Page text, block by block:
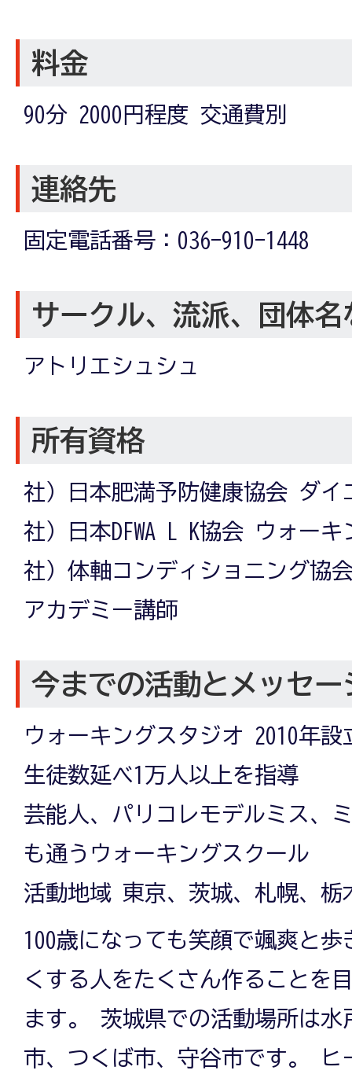
料金
90分 2000円程度 交通費別
連絡先
固定電話番号：036-910-1448
サークル、流派、団体名
アトリエシュシュ
所有資格
社）日本肥満予防健康協会 ダイ
社）日本DFWA L K協会 ウォーキ
社）体軸コンディショニング協
アカデミー講師
今までの活動とメッセー
ウォーキングスタジオ 2010年設
生徒数延べ1万人以上を指導
芸能人、パリコレモデルミス、
も通うウォーキングスクール
活動地域 東京、茨城、札幌、栃
100歳になっても笑顔で颯爽と
くする人をたくさん作ることを
ます。 茨城県での活動場所は水
市、つくば市、守谷市です。 ヒ